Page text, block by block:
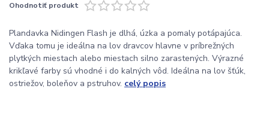
Ohodnotiť produkt
Plandavka Nidingen Flash je dlhá, úzka a pomaly potápajúca.
Vďaka tomu je ideálna na lov dravcov hlavne v príbrežných
plytkých miestach alebo miestach silno zarastených. Výrazné
krikľavé farby sú vhodné i do kalných vôd. Ideálna na lov šťúk,
ostriežov, boleňov a pstruhov. celý popis